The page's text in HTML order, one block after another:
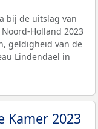
bij de uitslag van
Holland 2023
geldigheid van de
Lindendael in
Kamer 2023